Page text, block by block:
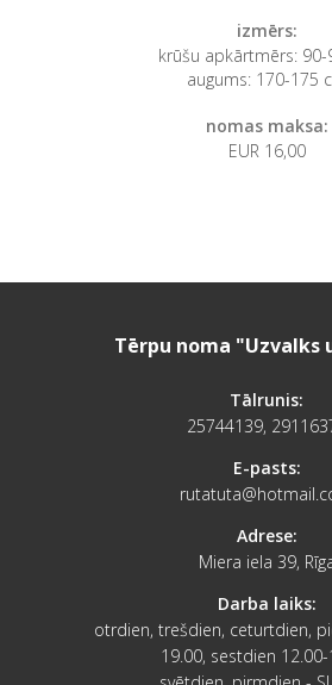
izmērs:
krūšu apkārtmērs: 90-
augums: 170-175
nomas maksa:
EUR 16,00
Tērpu noma "Uzvalks
Tālrunis:
25744139,
E-pasts:
Adrese:
Miera iela 39,
Darba laiks:
otrdien, trešdien, ceturtdien,
19.00, sestdien 12.00-